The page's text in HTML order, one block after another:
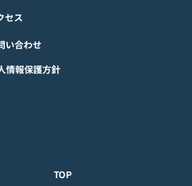
録受
セス
合わせ
報保護方針
TOP